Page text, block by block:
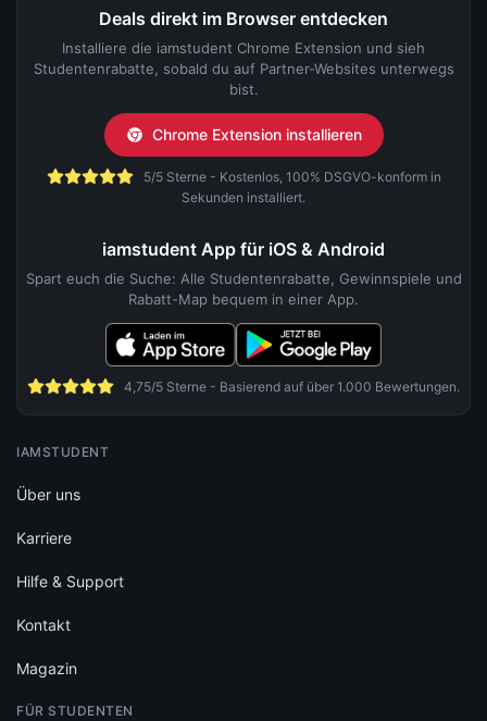
Deals direkt im Browser entdecken
Installiere die iamstudent Chrome Extension und sieh
Studentenrabatte, sobald du auf Partner-Websites unterwegs
bist.
Chrome Extension installieren
5/5 Sterne - Kostenlos, 100% DSGVO-konform in
Sekunden installiert.
iamstudent App für iOS & Android
Spart euch die Suche: Alle Studentenrabatte, Gewinnspiele und
Rabatt-Map bequem in einer App.
4,75/5 Sterne - Basierend auf über 1.000 Bewertungen.
IAMSTUDENT
Über uns
Karriere
Hilfe & Support
Kontakt
Magazin
FÜR STUDENTEN